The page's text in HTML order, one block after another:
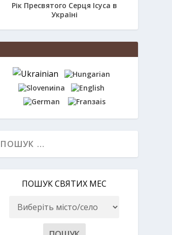
Рік Пресвятого Серця Ісуса в
Україні
ПОШУК СВЯТИХ МЕС